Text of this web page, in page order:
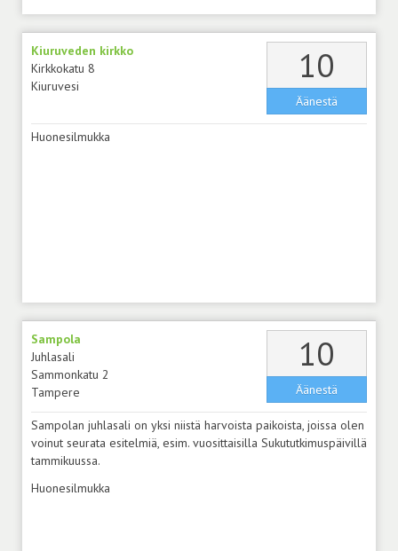
Kiuruveden kirkko
Kirkkokatu 8
Kiuruvesi
10
Äänestä
Huonesilmukka
Sampola
Juhlasali
Sammonkatu 2
Tampere
10
Äänestä
Sampolan juhlasali on yksi niistä harvoista paikoista, joissa olen
voinut seurata esitelmiä, esim. vuosittaisilla Sukututkimuspäivillä
tammikuussa.
Huonesilmukka